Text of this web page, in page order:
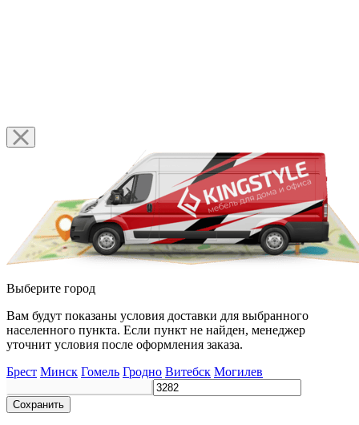
Выберите город
Вам будут показаны условия доставки для выбранного
населенного пункта. Если пункт не найден, менеджер
уточнит условия после оформления заказа.
Брест Минск Гомель Гродно Витебск Могилев
Сохранить